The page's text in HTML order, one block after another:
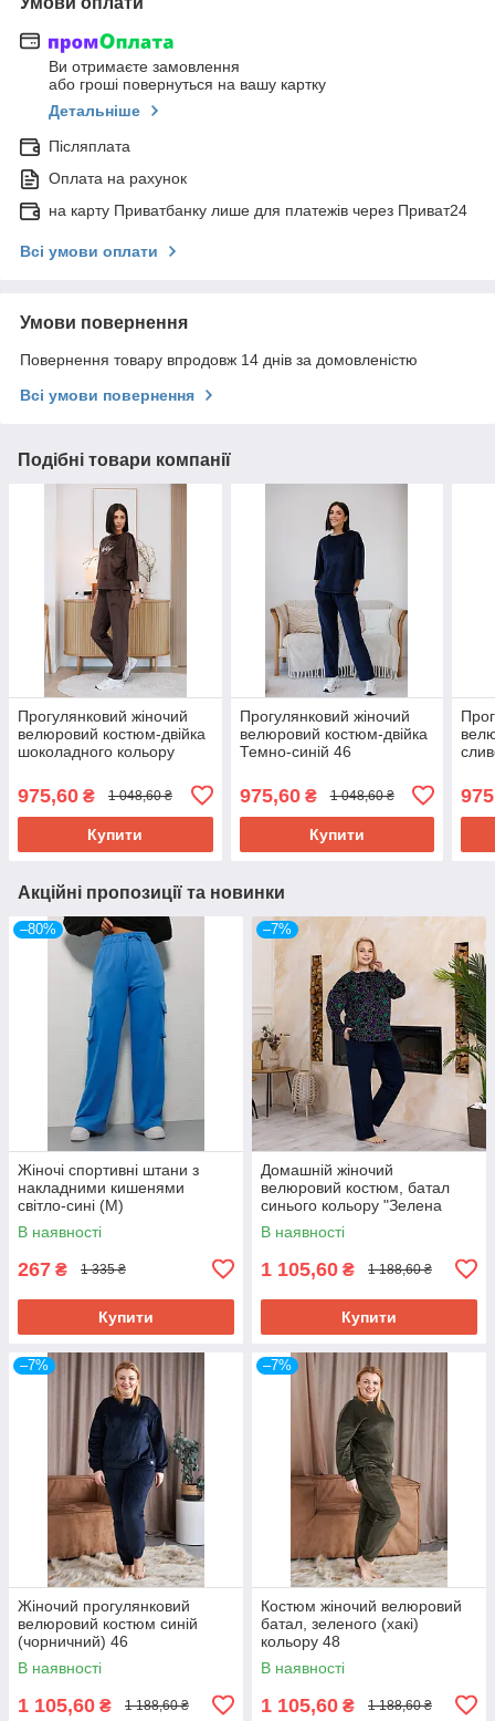
Ви отримаєте замовлення
або гроші повернуться на вашу картку
Детальніше
Післяплата
Оплата на рахунок
на карту Приватбанку лише для платежів через Приват24
Всі умови оплати
Умови повернення
Повернення товару впродовж 14 днів за домовленістю
Всі умови повернення
Подібні товари компанії
Прогулянковий жіночий
велюровий костюм-двійка
шоколадного кольору
975,60 ₴ 1 048,60 ₴
Купити
Прогулянковий жіночий
велюровий костюм-двійка
Темно-синій 46
975,60₴ 1 048,60 ₴
Купити
Акційні пропозиції та новинки
–80%
Жіночі спортивні штани з
накладними кишенями
світло-сині (M)
В наявності
267 ₴ 1 335 ₴
Купити
–7%
Домашній жіночий
велюровий костюм, батал
синього кольору "Зелена
пава"
В наявності
1 105,60 ₴ 1 188,60 ₴
Купити
–7%
Жіночий прогулянковий
велюровий костюм синій
(чорничний) 46
В наявності
1 105,60 ₴ 1 188,60 ₴
–7%
Костюм жіночий велюровий
батал, зеленого (хакі)
кольору 48
В наявності
1 105,60 ₴ 1 188,60 ₴